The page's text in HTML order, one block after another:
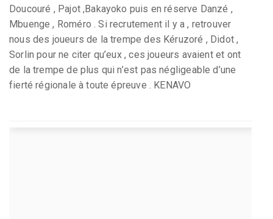
Doucouré , Pajot ,Bakayoko puis en réserve Danzé ,
Mbuenge , Roméro . Si recrutement il y a , retrouver
nous des joueurs de la trempe des Kéruzoré , Didot ,
Sorlin pour ne citer qu’eux , ces joueurs avaient et ont
de la trempe de plus qui n’est pas négligeable d’une
fierté régionale à toute épreuve . KENAVO